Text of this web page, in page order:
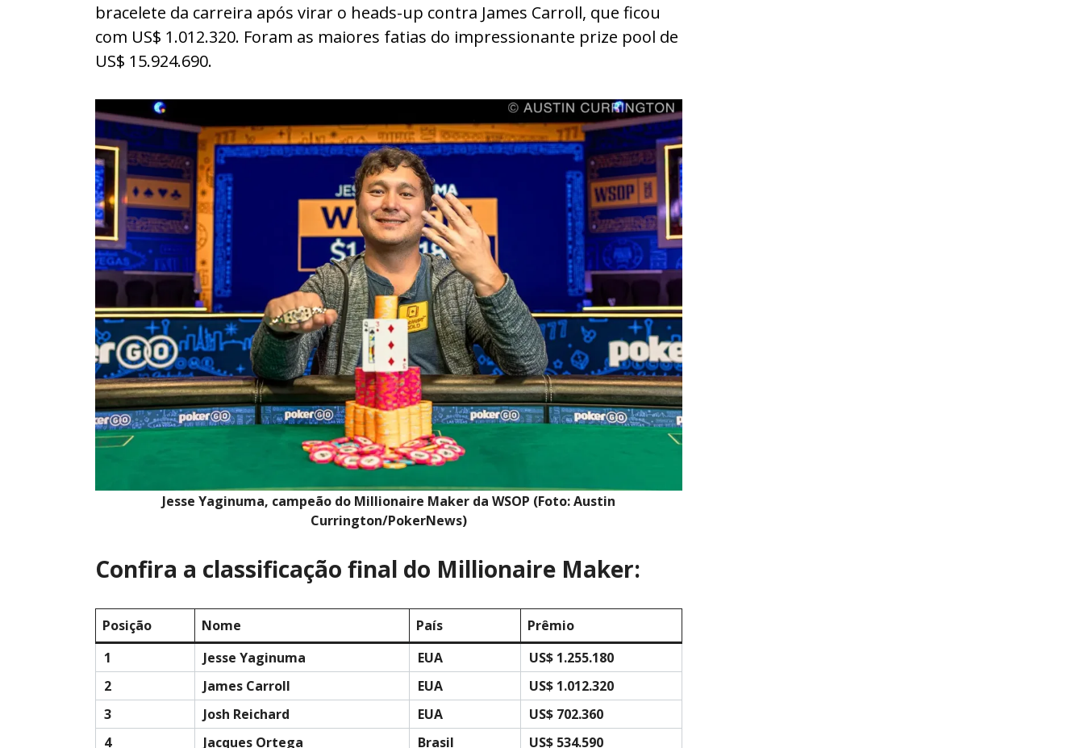
bracelete da carreira após virar o heads-up contra James Carroll, que ficou
com US$ 1.012.320. Foram as maiores fatias do impressionante prize pool de
US$ 15.924.690.
Jesse Yaginuma, campeão do Millionaire Maker da WSOP (Foto: Austin
Currington/PokerNews)
Confira a classificação final do Millionaire Maker:
Posição Nome País
Prêmio
1
Jesse Yaginuma EUA
US$ 1.255.180
2
James Carroll EUA
US$ 1.012.320
3
Josh Reichard EUA
US$ 702.360
4
Jacques Ortega Brasil
US$ 534.590